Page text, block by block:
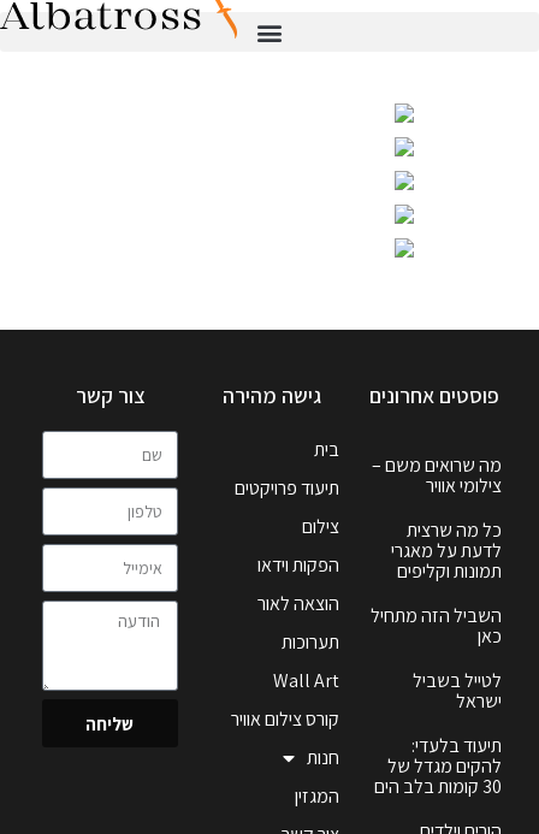
פוסטים אחרונים
מה שרואים משם –
צילומי אוויר
כל מה שרצית
לדעת על מאגרי
תמונות וקליפים
השביל הזה מתחיל
כאן
לטייל בשביל
ישראל
תיעוד בלעדי:
להקים מגדל של
30 קומות בלב הים
גישה מהירה
בית
תיעוד פרויקטים
צילום
הפקות וידאו
הוצאה לאור
תערוכות
Wall Art
קורס צילום אוויר
חנות
המגזין
צור קשר
שליחה